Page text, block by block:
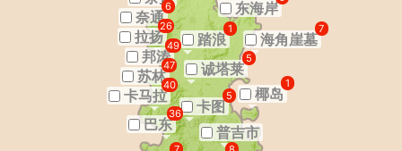
东海岸
奈通
6
拉扬
26
踏浪
1
邦涛
49 海角崖墓
7
诚塔莱
5
苏林
47
卡马拉
40 椰岛
1
卡图
5
巴东
36
普吉市